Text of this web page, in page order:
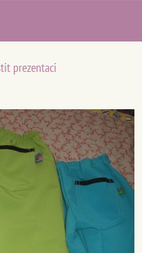
prezentaci